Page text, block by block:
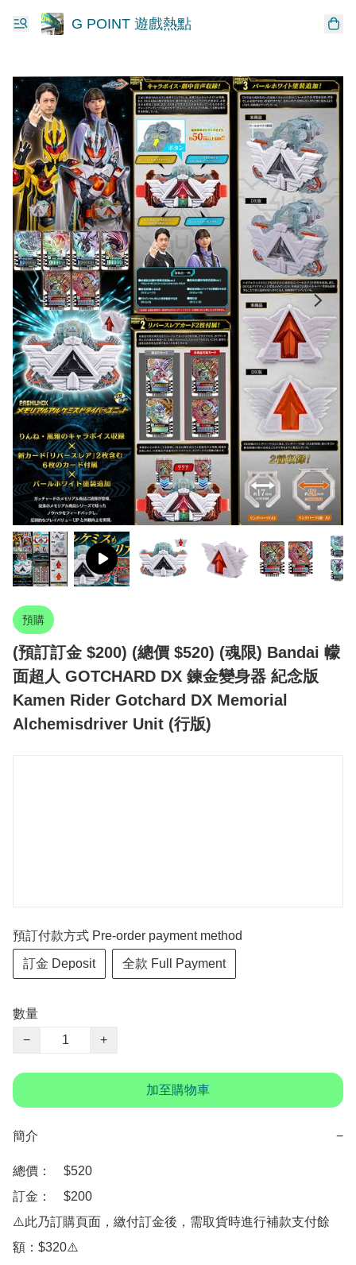
G POINT 遊戲熱點
預購
(預訂訂金 $200) (總價 $520) (魂限) Bandai 幪
面超人 GOTCHARD DX 鍊金變身器 紀念版
Kamen Rider Gotchard DX Memorial
Alchemisdriver Unit (行版)
預訂付款方式 Pre-order payment method
訂金 Deposit 全款 Full Payment
數量
−
+
加至購物車
簡介 −
總價：　$520
訂金：　$200
⚠️此乃訂購頁面，繳付訂金後，需取貨時進行補款支付餘
額：$320⚠️